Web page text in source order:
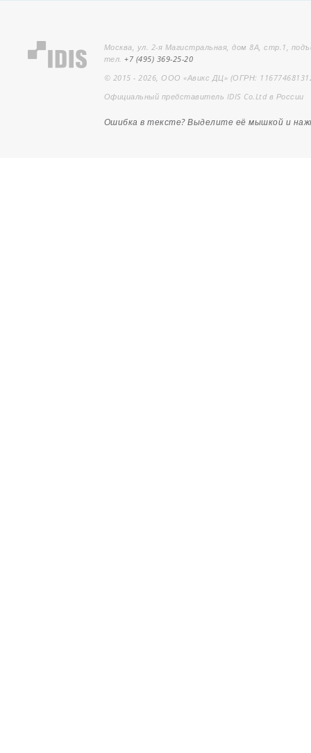
Москва, ул. 2-я Магистральная, дом 8А, стр.1,
тел.+7 (495) 369-25-20
© 2015 - 2026, ООО «Авикс ДЦ» (ОГРН:
Официальный представитель IDIS Co.Ltd в России
Ошибка в тексте? Выделите её мышкой и